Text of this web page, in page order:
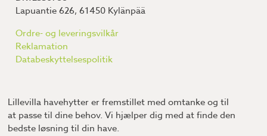
Lapuantie 626, 61450 Kylänpää
Ordre- og leveringsvilkår
Reklamation
Databeskyttelsespolitik
Lillevilla havehytter er fremstillet med omtanke og til
at passe til dine behov. Vi hjælper dig med at finde den
bedste løsning til din have.